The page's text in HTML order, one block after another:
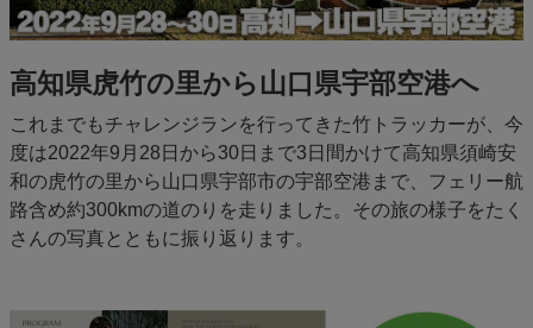
高知県虎竹の里から山口県宇部空港へ
これまでもチャレンジランを行ってきた竹トラッカーが、今
度は2022年9月28日から30日まで3日間かけて高知県須崎安
和の虎竹の里から山口県宇部市の宇部空港まで、フェリー航
路含め約300kmの道のりを走りました。その旅の様子をたく
さんの写真とともに振り返ります。